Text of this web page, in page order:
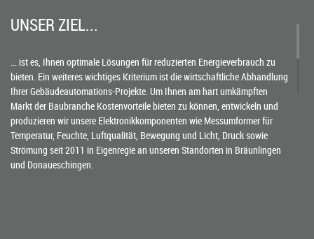
UNSER ZIEL...
... ist es, Ihnen optimale Lösungen für reduzierten Energieverbrauch zu
bieten. Ein weiteres wichtiges Kriterium ist die wirtschaftliche Abhandlung
Ihrer Gebäudeautomations-Projekte. Um Ihnen am hart umkämpften
Markt der Baubranche Kostenvorteile bieten zu können, entwickeln und
produzieren wir unsere Elektronikkomponenten wie Messumformer für
Temperatur, Feuchte, Luftqualität, Bewegung und Licht, Druck sowie
Strömung seit 2011 in Eigenregie an unseren Standorten in Bräunlingen
und Donaueschingen.